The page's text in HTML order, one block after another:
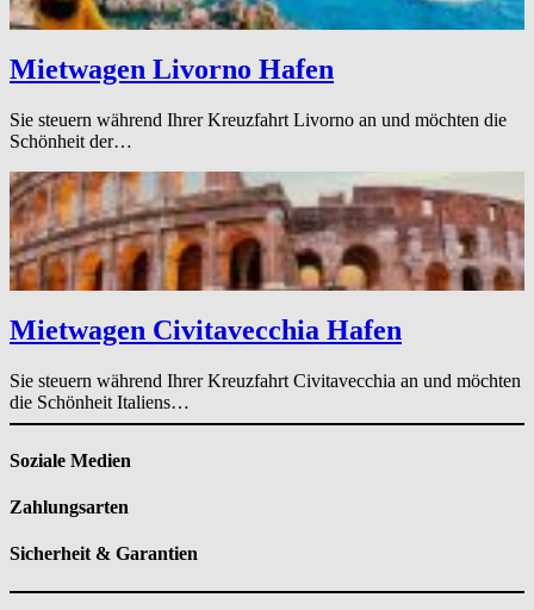
Mietwagen Livorno Hafen
Sie steuern während Ihrer Kreuzfahrt Livorno an und möchten die
Schönheit der…
Mietwagen Civitavecchia Hafen
Sie steuern während Ihrer Kreuzfahrt Civitavecchia an und möchten
die Schönheit Italiens…
Soziale Medien
Zahlungsarten
Sicherheit & Garantien